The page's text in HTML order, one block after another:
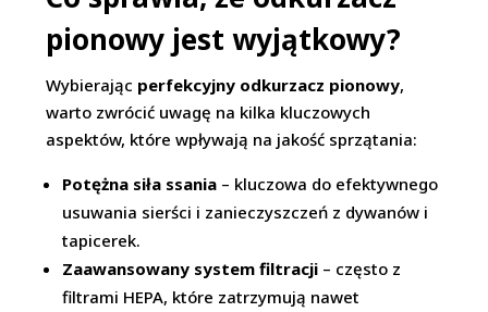
pionowy jest wyjątkowy?
Wybierając perfekcyjny odkurzacz pionowy,
warto zwrócić uwagę na kilka kluczowych
aspektów, które wpływają na jakość sprzątania:
Potężna siła ssania – kluczowa do efektywnego
usuwania sierści i zanieczyszczeń z dywanów i
tapicerek.
Zaawansowany system filtracji – często z
filtrami HEPA, które zatrzymują nawet